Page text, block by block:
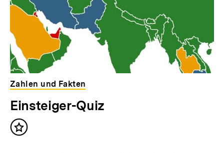
Zahlen und Fakten
Einsteiger-Quiz
Inhalt